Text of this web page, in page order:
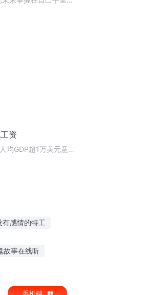
资
均GDP超1万美元意味
有感情的特工
故事在线听